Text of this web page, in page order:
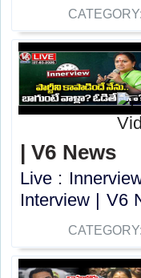
CATEGORY:
| V6 News
Live :
Interview | V6
CATEGORY: